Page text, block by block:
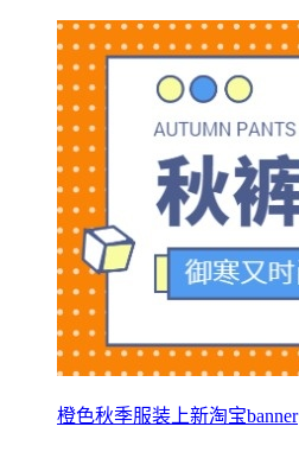
橙色秋季服装上新淘宝banner